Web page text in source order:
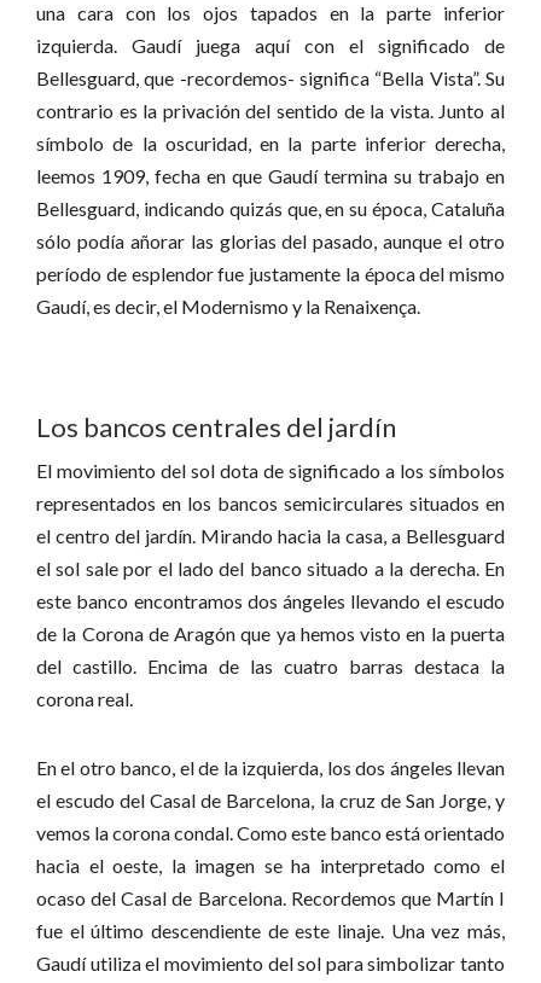
una cara con los ojos tapados en la parte inferior
izquierda. Gaudí juega aquí con el significado de
Bellesguard, que -recordemos- significa “Bella Vista”. Su
contrario es la privación del sentido de la vista. Junto al
símbolo de la oscuridad, en la parte inferior derecha,
leemos 1909, fecha en que Gaudí termina su trabajo en
Bellesguard, indicando quizás que, en su época, Cataluña
sólo podía añorar las glorias del pasado, aunque el otro
período de esplendor fue justamente la época del mismo
Gaudí, es decir, el Modernismo y la Renaixença.
Los bancos centrales del jardín
El movimiento del sol dota de significado a los símbolos
representados en los bancos semicirculares situados en
el centro del jardín. Mirando hacia la casa, a Bellesguard
el sol sale por el lado del banco situado a la derecha. En
este banco encontramos dos ángeles llevando el escudo
de la Corona de Aragón que ya hemos visto en la puerta
del castillo. Encima de las cuatro barras destaca la
corona real.
En el otro banco, el de la izquierda, los dos ángeles llevan
el escudo del Casal de Barcelona, la cruz de San Jorge, y
vemos la corona condal. Como este banco está orientado
hacia el oeste, la imagen se ha interpretado como el
ocaso del Casal de Barcelona. Recordemos que Martín I
fue el último descendiente de este linaje. Una vez más,
Gaudí utiliza el movimiento del sol para simbolizar tanto